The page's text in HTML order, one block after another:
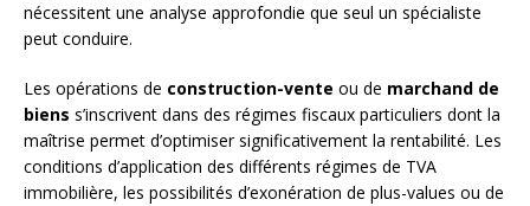
nécessitent une analyse approfondie que seul un spécialiste
peut conduire.
Les opérations de construction-vente ou de marchand de
biens s’inscrivent dans des régimes fiscaux particuliers dont la
maîtrise permet d’optimiser significativement la rentabilité. Les
conditions d’application des différents régimes de TVA
immobilière, les possibilités d’exonération de plus-values ou de